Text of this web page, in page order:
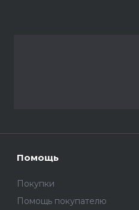
Помощь
Покупки
Помощь покупателю